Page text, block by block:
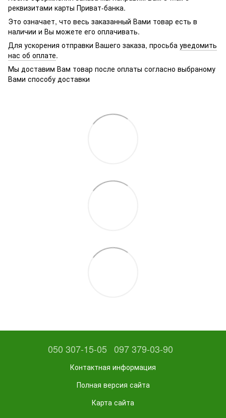
реквизитами карты Приват-банка.
Это означает, что весь заказанный Вами товар есть в
наличии и Вы можете его оплачивать.
Для ускорения отправки Вашего заказа, просьба уведомить
нас об оплате.
Мы доставим Вам товар после оплаты согласно выбраному
Вами способу доставки
050 307-15-05 097 379-03-90
Контактная информация
Полная версия сайта
Карта сайта